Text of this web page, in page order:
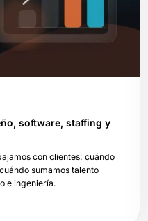
software, staffing y
con clientes: cuándo
sumamos talento
e ingeniería.